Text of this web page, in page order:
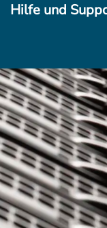
Hilfe und